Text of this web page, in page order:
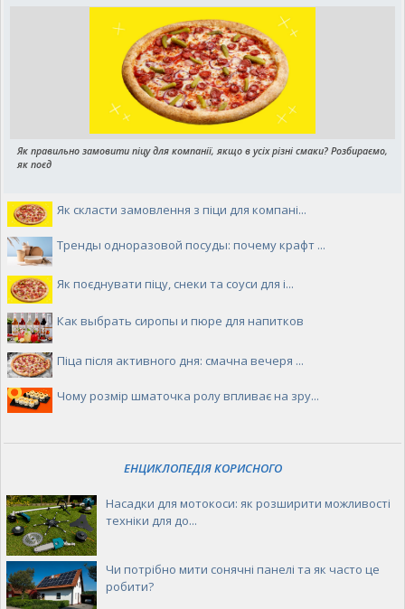
Як правильно замовити піцу для компанії, якщо в усіх різні смаки? Розбираємо,
як поєд
Як скласти замовлення з піци для компані...
Тренды одноразовой посуды: почему крафт ...
Як поєднувати піцу, снеки та соуси для і...
Как выбрать сиропы и пюре для напитков
Піца після активного дня: смачна вечеря ...
Чому розмір шматочка ролу впливає на зру...
ЕНЦИКЛОПЕДІЯ КОРИСНОГО
Насадки для мотокоси: як розширити можливості
техніки для до...
Чи потрібно мити сонячні панелі та як часто це
робити?